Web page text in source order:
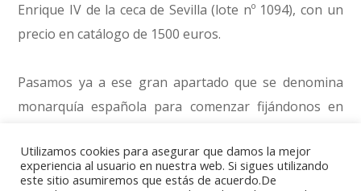
Enrique IV de la ceca de Sevilla (lote nº 1094), con un
precio en catálogo de 1500 euros.
Pasamos ya a ese gran apartado que se denomina
monarquía española para comenzar fijándonos en
Barcelona, y que sale a subasta a partir de 1400
euros.
Utilizamos cookies para asegurar que damos la mejor
experiencia al usuario en nuestra web. Si sigues utilizando
este sitio asumiremos que estás de acuerdo.De